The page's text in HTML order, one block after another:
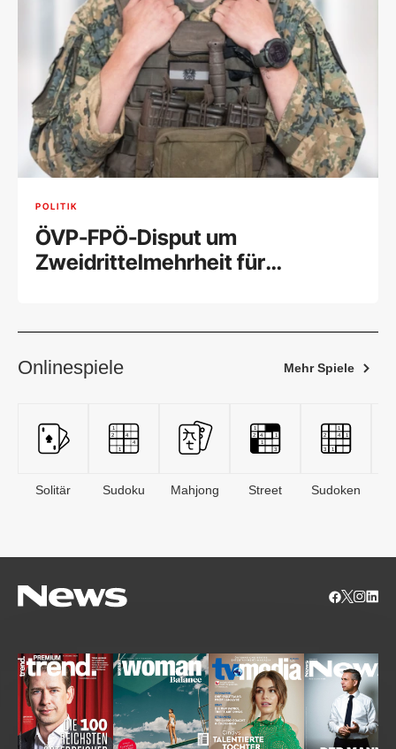
POLITIK
ÖVP-FPÖ-Disput um
Zweidrittelmehrheit für
Onlinespiele Mehr Spiele
Solitär Sudoku Mahjong Street Sudoken